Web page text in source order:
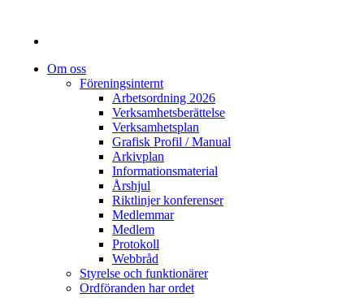
Om oss
Föreningsinternt
Arbetsordning 2026
Verksamhetsberättelse
Verksamhetsplan
Grafisk Profil / Manual
Arkivplan
Informationsmaterial
Årshjul
Riktlinjer konferenser
Medlemmar
Medlem
Protokoll
Webbråd
Styrelse och funktionärer
Ordföranden har ordet